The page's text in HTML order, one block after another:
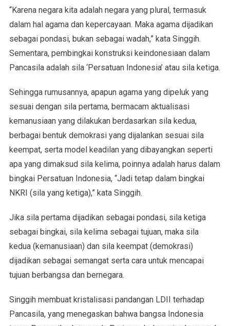
“Karena negara kita adalah negara yang plural, termasuk
dalam hal agama dan kepercayaan. Maka agama dijadikan
sebagai pondasi, bukan sebagai wadah,” kata Singgih.
Sementara, pembingkai konstruksi keindonesiaan dalam
Pancasila adalah sila ‘Persatuan Indonesia’ atau sila ketiga.
Sehingga rumusannya, apapun agama yang dipeluk yang
sesuai dengan sila pertama, bermacam aktualisasi
kemanusiaan yang dilakukan berdasarkan sila kedua,
berbagai bentuk demokrasi yang dijalankan sesuai sila
keempat, serta model keadilan yang dibayangkan seperti
apa yang dimaksud sila kelima, poinnya adalah harus dalam
bingkai Persatuan Indonesia, “Jadi tetap dalam bingkai
NKRI (sila yang ketiga),” kata Singgih.
Jika sila pertama dijadikan sebagai pondasi, sila ketiga
sebagai bingkai, sila kelima sebagai tujuan, maka sila
kedua (kemanusiaan) dan sila keempat (demokrasi)
dijadikan sebagai semangat serta cara untuk mencapai
tujuan berbangsa dan bernegara.
Singgih membuat kristalisasi pandangan LDII terhadap
Pancasila, yang menegaskan bahwa bangsa Indonesia